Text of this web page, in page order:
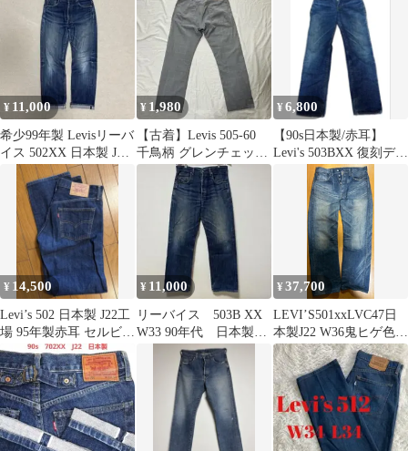
¥ 11,000
希少99年製 Levisリーバ
イス 502XX 日本製 J22
W31
¥ 1,980
【古着】Levis 505‐60
千鳥柄 グレンチェック
パンツ J22 日本製
¥6,800
【90s日本製/赤耳】
Levi's 503BXX 復刻デニ
ム IRREGULAR
¥ 14,500
Levi’s 502 日本製 J22工
場 95年製赤耳 セルビッ
ジW30濃紺
¥ 11,000
リーバイス 503B XX
W33 90年代 日本製
復刻 501 赤耳
¥37,700
LEVI’S501xxLVC47日
本製J22 W36鬼ヒゲ色落
ち極上リペアなし